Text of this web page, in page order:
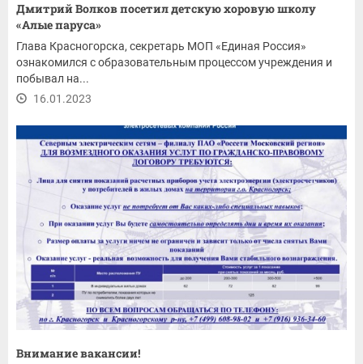
Дмитрий Волков посетил детскую хоровую школу
«Алые паруса»
Глава Красногорска, секретарь МОП «Единая Россия»
ознакомился с образовательным процессом учреждения и
побывал на...
16.01.2023
Внимание вакансии!